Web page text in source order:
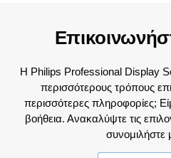
Η Philips Professional Display
περισσότερους τρόπους
περισσότερες πληροφορίες;
βοήθεια. Ανακαλύψτε τις
συνομιλήστε